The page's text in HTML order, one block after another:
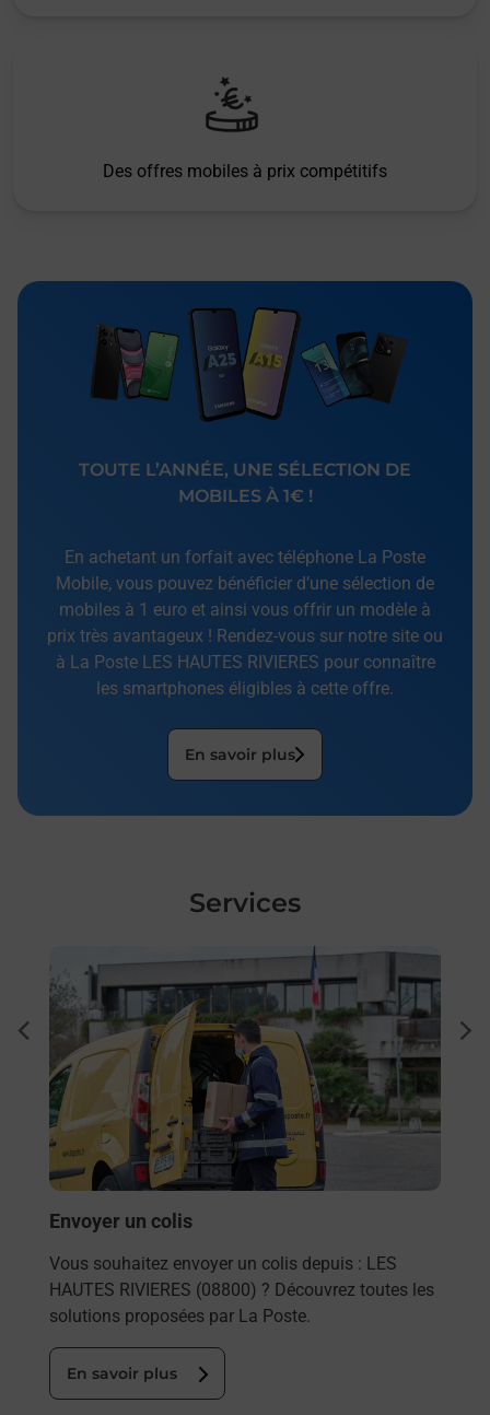
Des offres mobiles à prix compétitifs
TOUTE L’ANNÉE, UNE SÉLECTION DE
MOBILES À 1€ !
En achetant un forfait avec téléphone La Poste
Mobile, vous pouvez bénéficier d’une sélection de
mobiles à 1 euro et ainsi vous offrir un modèle à
prix très avantageux ! Rendez-vous sur notre site ou
à La Poste LES HAUTES RIVIERES pour connaître
les smartphones éligibles à cette offre.
En savoir plus
Services
En savoir plus
Envoyer un colis
Vous souhaitez envoyer un colis depuis : LES
HAUTES RIVIERES (08800) ? Découvrez toutes les
solutions proposées par La Poste.
En savoir plus